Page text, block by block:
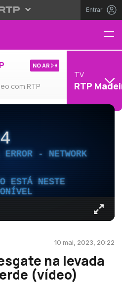
Entrar
com RTP
NO AR
TV
RTP
- NETWORK
ESTÁ NESTE
10 mai, 2023, 20:22
na levada
(vídeo)